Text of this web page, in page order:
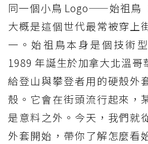
同一個小鳥 Logo——始祖鳥
大概是這個世代最常被穿上
一。始祖鳥本身是個技術
1989 年誕生於加拿大北溫哥
給登山與攀登者用的硬殼外
殼。它會在街頭流行起來，
是意料之外。今天，我們就
外套開始，帶你了解怎麼看